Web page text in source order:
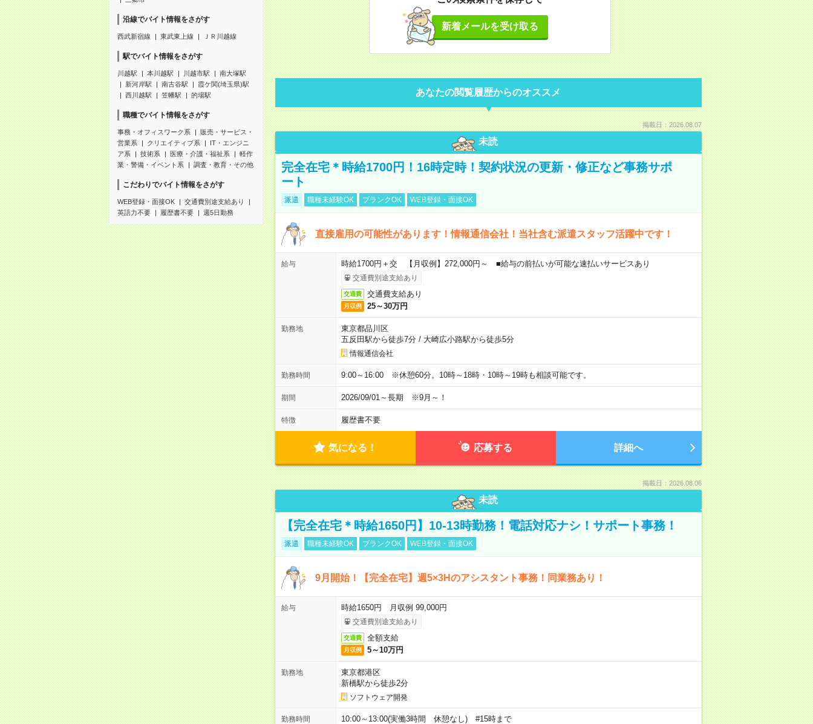
沿線でバイト情報をさがす
西武新宿線 東武東上線 ＪＲ川越線
駅でバイト情報をさがす
川越駅 本川越駅 川越市駅
南大塚駅
新河岸駅
南古谷駅
霞ケ関(埼玉県)駅
西川越駅
笠幡駅 的場駅
職種でバイト情報をさがす
事務・オフィスワーク系
販売・サービス・
営業系
クリエイティブ系
IT・エンジニ
ア系
技術系 医療・介護・福祉系
軽作
業・警備・イベント系
調査・教育・その他
こだわりでバイト情報をさがす
WEB登録・面接OK
交通費別途支給あり
英語力不要
履歴書不要 週5日勤務
新着メールを受け取る
あなたの閲覧履歴からのオススメ
掲載日：2026.08.07
未読
完全在宅＊時給1700円！16時定時！契約状況の更新・修正など事務サポ
ート
派遣 職種未経験OK ブランクOK WEB登録・面接OK
直接雇用の可能性があります！情報通信会社！当社含む派遣スタッフ活躍中です！
給与 時給1700円＋交 【月収例】272,000円～ ■給与の前払いが可能な速払いサービスあり
交通費別途支給あり
交通費 交通費支給あり
月収例 25～30万円
勤務地
東京都品川区
五反田駅から徒歩7分/ 大崎広小路駅から徒歩5分
情報通信会社
勤務時間 9:00～16:00 ※休憩60分。10時～18時・10時～19時も相談可能です。
期間 2026/09/01～長期 ※9月～！
特徴 履歴書不要
気になる！ 応募する 詳細へ
掲載日：2026.08.06
未読
【完全在宅＊時給1650円】10-13時勤務！電話対応ナシ！サポート事務！
派遣 職種未経験OK ブランクOK WEB登録・面接OK
9月開始！【完全在宅】週5×3Hのアシスタント事務！同業務あり！
給与 時給1650円 月収例 99,000円
交通費別途支給あり
交通費 全額支給
月収例 5～10万円
勤務地
東京都港区
新橋駅から徒歩2分
ソフトウェア開発
勤務時間 10:00～13:00(実働3時間 休憩なし) #15時まで